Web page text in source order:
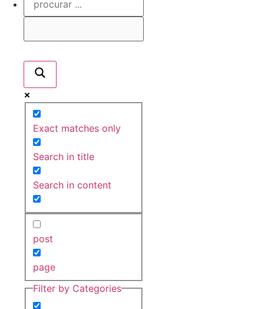
Exact matches only
Search in title
Search in content
post
page
Filter by Categories